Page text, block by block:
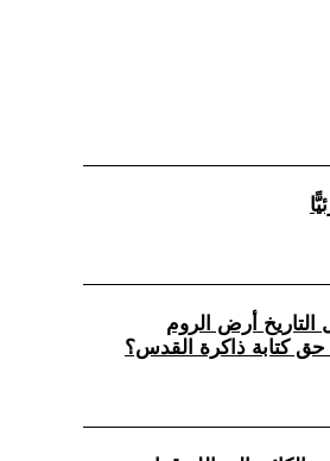
التاريخ أرض الروم
كتابة ذاكرة القدس؟